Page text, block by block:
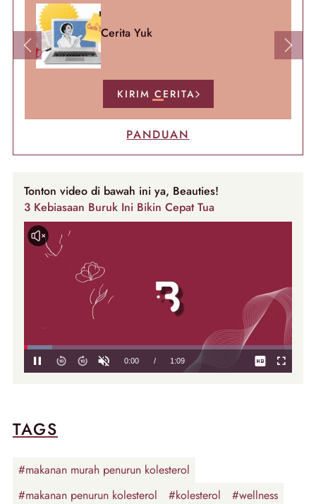
Cerita Yuk
KIRIM CERITA
Previous Next
PANDUAN
Tonton video di bawah ini ya, Beauties!
3 Kebiasaan Buruk Ini Bikin Cepat Tua
TAGS
#makanan murah penurun kolesterol
#makanan penurun kolesterol
#kolesterol #wellness